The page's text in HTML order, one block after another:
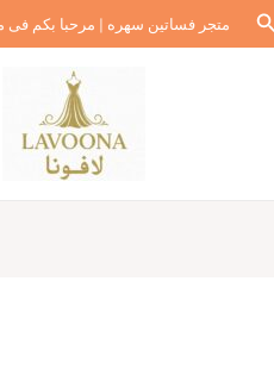
البحثمتجر فساتين سهره | مرحبا بكم فى